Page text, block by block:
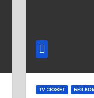
TV СЮЖЕТ БЕЗ